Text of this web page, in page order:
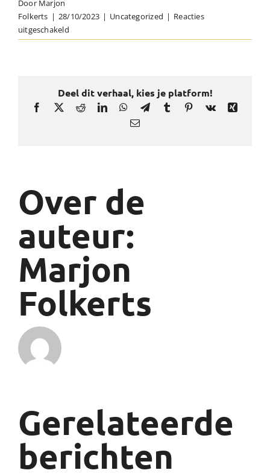
Door Marjon
Folkerts | 28/10/2023 | Uncategorized | Reacties
uitgeschakeldvoor
Fietstas
Deel dit verhaal, kies je platform!
Facebook
X RedditLinkedInWhatsApp
TelegramTumblr Pinterest
Vk
Xing
E-
Over de
auteur:
Marjon
Folkerts
Gerelateerde
berichten